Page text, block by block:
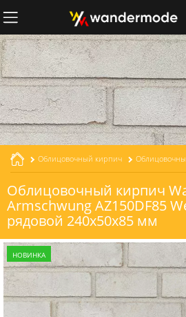
Облицовочный кирпич
Облицовочный кирпич
Armschwung AZ150DF85
рядовой 240x50x85 мм
НОВИНКА